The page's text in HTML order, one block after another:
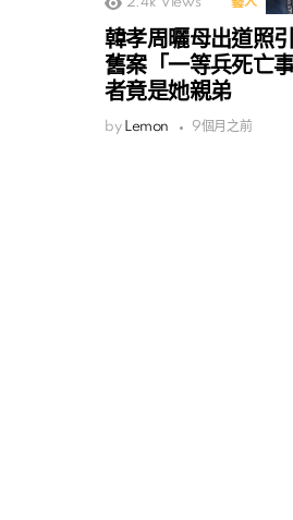
2.4k Views 藝人
韓孝周曬母出道照
舊案「一等兵死亡
者竟是她親弟
by Lemon 9個月之前